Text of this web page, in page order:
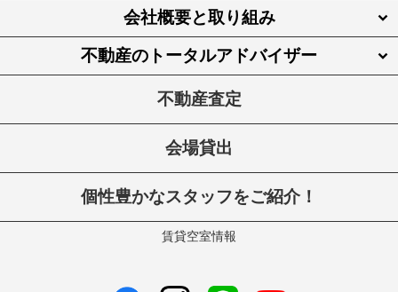
会社概要と取り組み
不動産のトータルアドバイザー
不動産査定
会場貸出
個性豊かなスタッフをご紹介！
賃貸空室情報